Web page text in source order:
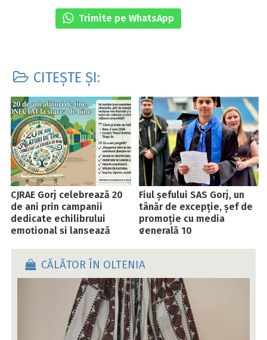
Trimite pe WhatsApp
CITEȘTE ȘI:
CJRAE Gorj celebrează 20
de ani prin campanii
dedicate echilibrului
emoțional și lansează
Fiul șefului SAS Gorj, un
tânăr de excepție, șef de
promoție cu media
generală 10
CĂLĂTOR ÎN OLTENIA